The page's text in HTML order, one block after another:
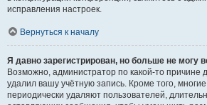
исправления настроек.
Вернуться к началу
Я давно зарегистрирован, но больше не могу
Возможно, администратор по какой-то причине
удалил вашу учётную запись. Кроме того,
периодически удаляют пользователей,